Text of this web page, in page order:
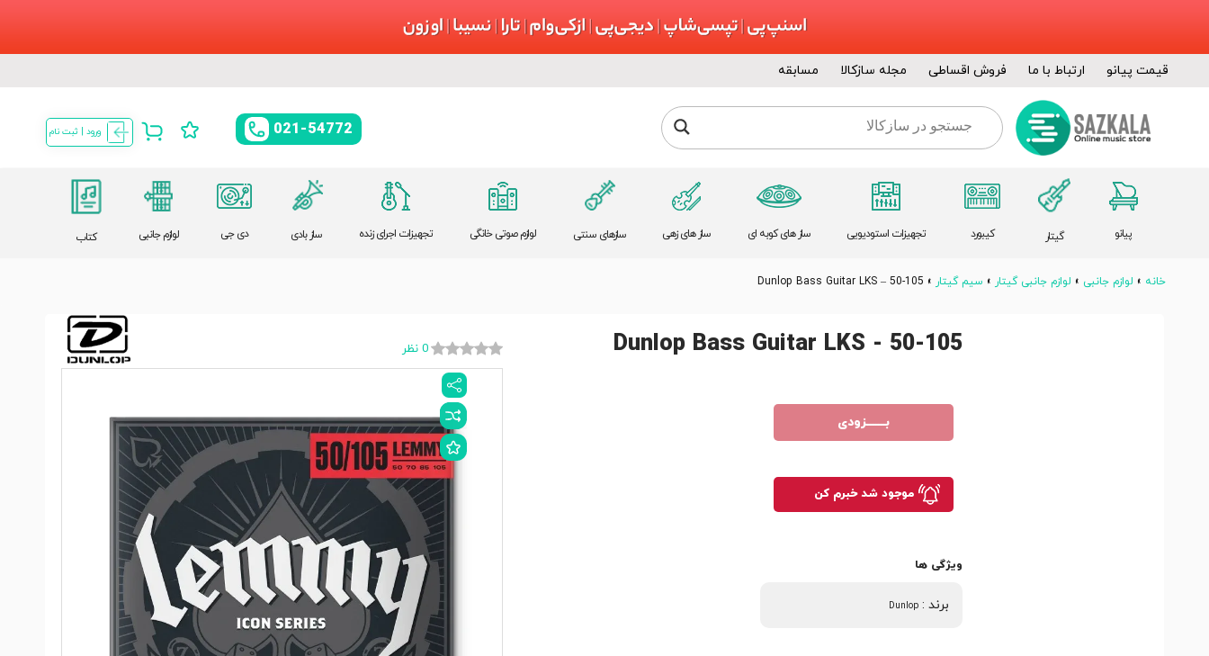
قیمت پیانو ارتباط با ما فروش اقساطی مجله سازکالا مسابقه
ورود | ثبت نام 021-54772
پیانو گیتار کیبورد تجهیزات استودیویی ساز های کوبه ای ساز های زهی سازهای سنتی لوازم صوتی خانگی تجهیزات اجرای زنده ساز بادی دی جی لوازم جانبی کتاب
خانه » لوازم جانبی » لوازم جانبی گیتار » سیم گیتار »
Dunlop Bass Guitar LKS – 50-105
Dunlop Bass Guitar LKS - 50-105
بـــــــزودی
موجود شد خبرم کن
ویژگی ها
برند:
Dunlop
0 نظر